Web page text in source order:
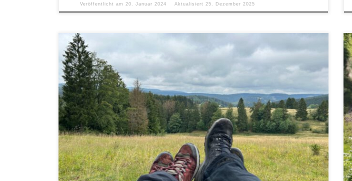
Veröffentlicht am 20. Januar 2024 Aktualisiert 25. Dezember 2025